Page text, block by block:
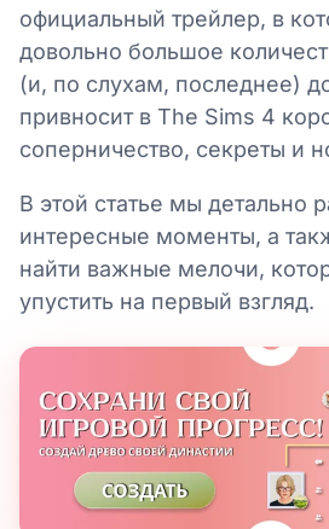
официальный трейлер, в
довольно большое
(и, по слухам, последнее)
привносит в The Sims 4
соперничество, секреты и
В этой статье мы детально
интересные моменты, а
найти важные мелочи,
упустить на первый взгляд.